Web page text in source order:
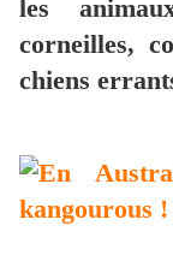
les
corneilles,
chiens